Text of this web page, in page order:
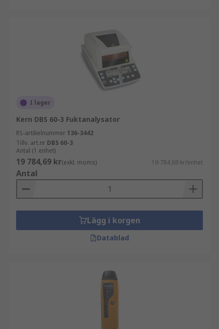
I lager
Kern DBS 60-3 Fuktanalysator
RS-artikelnummer 136-3442
Tillv. art.nr DBS 60-3
Antal (1 enhet)
19 784,69 kr(exkl. moms) 19 784,69 kr/enhet
Antal
Lägg i korgen
Datablad